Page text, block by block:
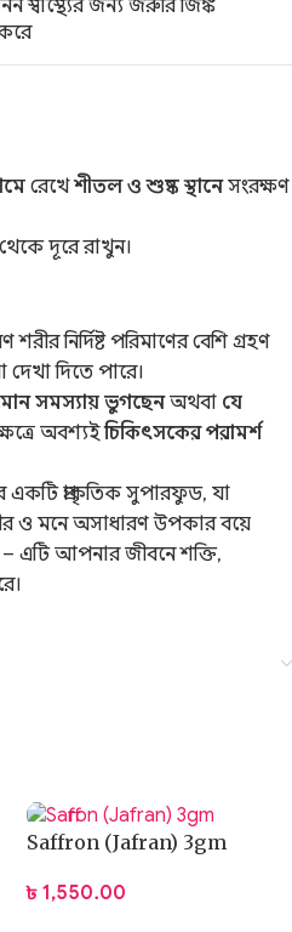
স্বাস্থ্যের জন্য জরুরি জিঙ্ক
রেখেশীতল ও শুষ্ক স্থানেসংরক্ষণ
দূরে রাখুন।
নির্দিষ্ট পরিমাণের বেশি গ্রহণ
দেখা দিতে পারে।
সমস্যায় ভুগছেনঅথবা যে
অবশ্যইচিকিৎসকের পরামর্শ
একটি প্রাকৃতিক সুপারফুড, যা
ও মনে অসাধারণ উপকার বয়ে
এটি আপনার জীবনে শক্তি,
Saffron (Jafran) 3gm
৳ 1,550.00